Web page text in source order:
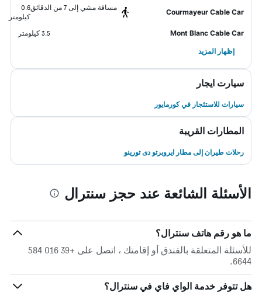
Courmayeur Cable Car
مسافة مشي إلى 7 من الدقائق
0.6
كيلومتر
Mont Blanc Cable Car
3.5 كيلومتر
إظهار المزيد
سيارت ايجار
سيارات للاستئجار في كورمايور
المطارات القريبة
رحلات طيران إلى مطار ايروبرتو دى تورينو
الأسئلة الشائعة عند حجز سنترال
ما هو رقم هاتف سنترال؟
للأسئلة المتعلقة بالفندق أو إقامتك ، اتصل على +39 016 584
6644.
هل تتوفر خدمة الواي فاي في سنترال؟